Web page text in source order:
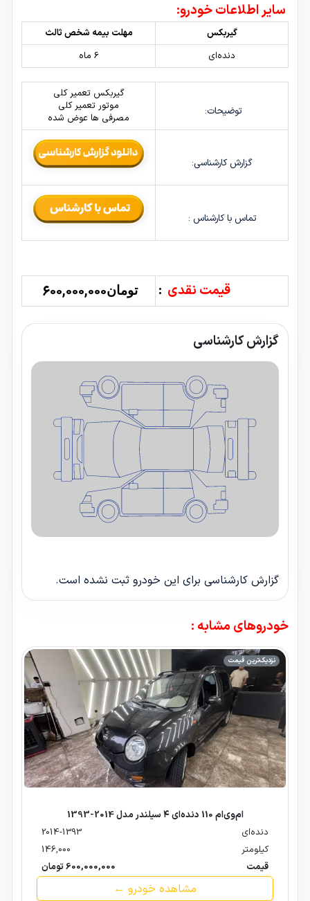
سایر اطلاعات خودرو:
گیربکس
مهلت بیمه شخص ثالث
دنده‌ای
6 ماه
توضیحات:
گیربکس تعمیر کلی
موتور تعمیر کلی
مصرفی ها عوض شده
گزارش کارشناسی:
تماس با کارشناس :
قیمت نقدی : تومان600,000,000
گزارش کارشناسی
گزارش کارشناسی برای این خودرو ثبت نشده است.
خودروهای مشابه :
نزدیک‌ترین قیمت
ام‌وی‌ام 110 دنده‌ای ۴ سیلندر مدل 2014-1393
دنده‌ای
2014-1393
کیلومتر
146,000
قیمت
600,000,000 تومان
مشاهده خودرو ←